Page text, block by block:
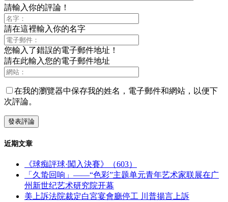
請輸入你的評論！
請在這裡輸入你的名字
您輸入了錯誤的電子郵件地址！
請在此輸入您的電子郵件地址
在我的瀏覽器中保存我的姓名，電子郵件和網站，以便下
次評論。
近期文章
《球痴評球·闖入決賽》（603）
「久蛰回响」——“色彩”主题单元青年艺术家联展在广
州新世纪艺术研究院开幕
美上訴法院裁定白宮宴會廳停工 川普揚言上訴